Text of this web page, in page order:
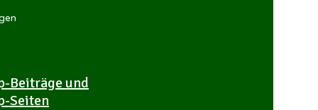
Beiträge und
Seiten